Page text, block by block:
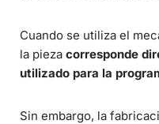
Cuando se utiliza el
la pieza corresponde
utilizado para la
Sin embargo, la